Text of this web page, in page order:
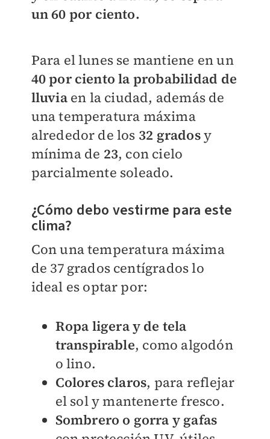
un 60 por ciento.
Para el lunes se mantiene en un
40 por ciento la probabilidad de
lluviaen la ciudad, además de
una temperatura máxima
alrededor de los 32 gradosy
mínima de 23, con cielo
parcialmente soleado.
¿Cómo debo vestirme para este
clima?
Con una temperatura máxima
de 37 grados centígrados lo
ideal es optar por:
Ropa ligera y de tela
transpirable, como algodón
o lino.
Colores claros, para reflejar
el sol y mantenerte fresco.
Sombrero o gorra y gafas